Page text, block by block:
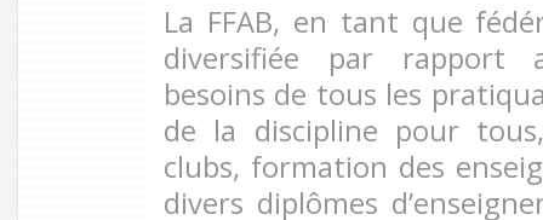
La FFAB, en tant que
diversifiée par rapport
besoins de tous les
de la discipline pour
clubs, formation des
divers diplômes